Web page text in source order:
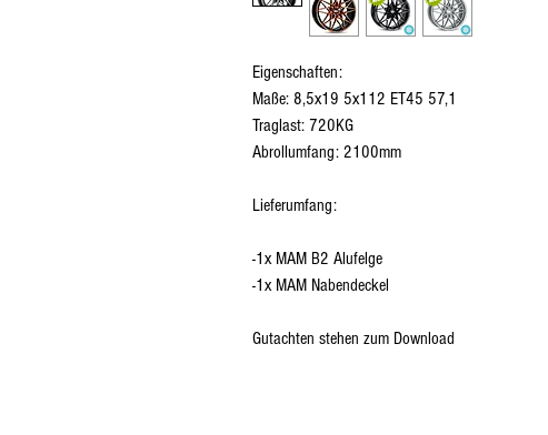
Eigenschaften:
Maße: 8,5x19 5x112 ET45 57,1
Traglast: 720KG
Abrollumfang: 2100mm
Lieferumfang:
-1x MAM B2 Alufelge
-1x MAM Nabendeckel
Gutachten stehen zum Download